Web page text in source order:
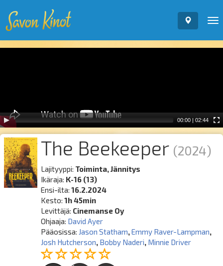
00:00 | 02:44
The Beekeeper (2024)
Lajityyppi: Toiminta, Jännitys
Ikäraja: K-16 (13)
Ensi-ilta:16.2.2024
Kesto:1h 45min
Levittäjä: Cinemanse Oy
Ohjaaja: David Ayer
Pääosissa: Jason Statham,Emmy Raver-Lampman,
Josh Hutcherson, Bobby Naderi, Minnie Driver